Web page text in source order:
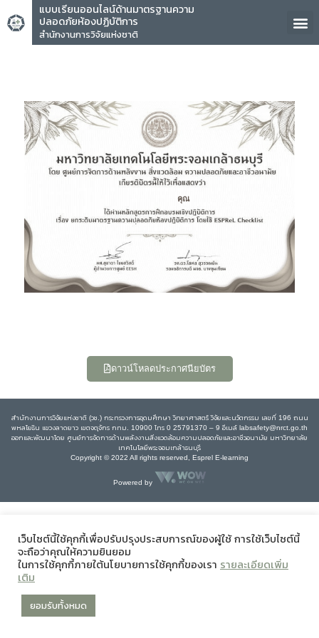
แบบเรียนออนไลน์ด้านมาตรฐานความ
ปลอดภัยห้องปฏิบัติการ
สำนักงานการวิจัยแห่งชาติ
คุณ
ดาวน์โหลดประกาศนียบัตร
สำนักงานการวิจัยแห่งชาติ (วช.) กระทรวงการอุดมศึกษา วิทยาศาสตร์ วิจัยและนวัตกรรม เลขที่ 196 ถนน
พหลโยธิน แขวงลาดยาว เขตจตุจักร กทม. 10900 โทร 0 25791370 – 9 อีเมล์ labsafety@nrct.go.th
ออกและพัฒนาโดย ศูนย์การจัดการด้านพลังงานสิ่งแวดล้อมความปลอดภัยและอาชีวอนามัย มหาวิทยาลัย
เทคโนโลยีพระจอมเกล้าธนบุรี
Copyright © 2022 All rights reserved, Esprel E-learning
Powered by
เว็บไซต์นี้ใช้คุกกี้เพื่อปรับปรุงประสบการณ์ของผู้ใช้ การใช้เว็บไซต์นี้
จะถือว่าคุณให้ความยินยอม
ในการใช้คุกกี้ภายใต้นโยบายการใช้คุกกี้ของเรา รายละเอียดเพิ่ม
เติม
ยอมรับทั้งหมด